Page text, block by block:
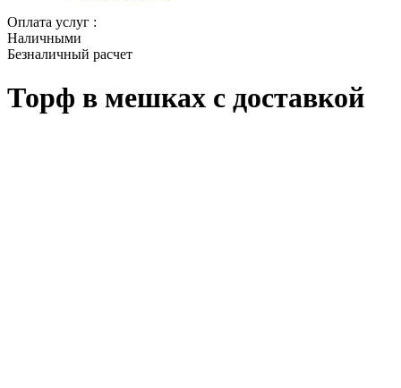
Оплата услуг :
Наличными
Безналичный расчет
Торф в мешках с доставкой